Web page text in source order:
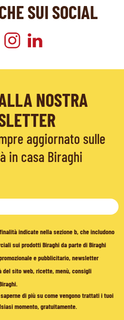
SUI SOCIAL
NOSTRA
aggiornato sulle
in casa Biraghi
indicate nella sezione b, che includono
sui prodotti Biraghi da parte di Biraghi
e pubblicitario, newsletter
sito web, ricette, menù, consigli
di più su come vengono trattati i tuoi
momento, gratuitamente.